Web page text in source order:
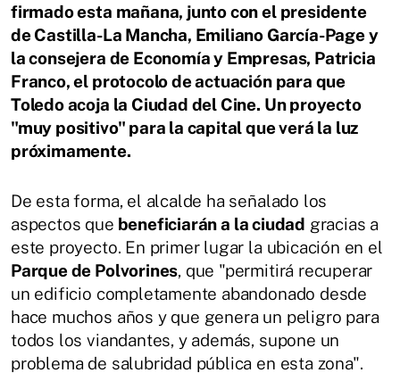
firmado esta mañana, junto con el presidente
de Castilla-La Mancha, Emiliano García-Page y
la consejera de Economía y Empresas, Patricia
Franco, el protocolo de actuación para que
Toledo acoja la Ciudad del Cine. Un proyecto
"muy positivo" para la capital que verá la luz
próximamente.
De esta forma, el alcalde ha señalado los
aspectos que beneficiarán a la ciudad gracias a
este proyecto. En primer lugar la ubicación en el
Parque de Polvorines, que "permitirá recuperar
un edificio completamente abandonado desde
hace muchos años y que genera un peligro para
todos los viandantes, y además, supone un
problema de salubridad pública en esta zona".